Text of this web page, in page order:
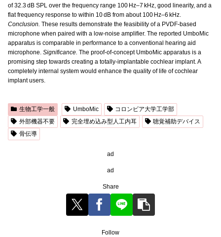
of 32.3 dB SPL over the frequency range 100 Hz–7 kHz, good linearity, and a
flat frequency response to within 10 dB from about 100 Hz–6 kHz.
Conclusion. These results demonstrate the feasibility of a PVDF-based
microphone when paired with a low-noise amplifier. The reported UmboMic
apparatus is comparable in performance to a conventional hearing aid
microphone. Significance. The proof-of-concept UmboMic apparatus is a
promising step towards creating a totally-implantable cochlear implant. A
completely internal system would enhance the quality of life of cochlear
implant users.
生物工学一般 UmboMic
コロンビア大学工学部
外部機器不要
完全埋め込み型人工内耳
聴覚補助デバイス
骨伝導
ad
ad
Share
Follow